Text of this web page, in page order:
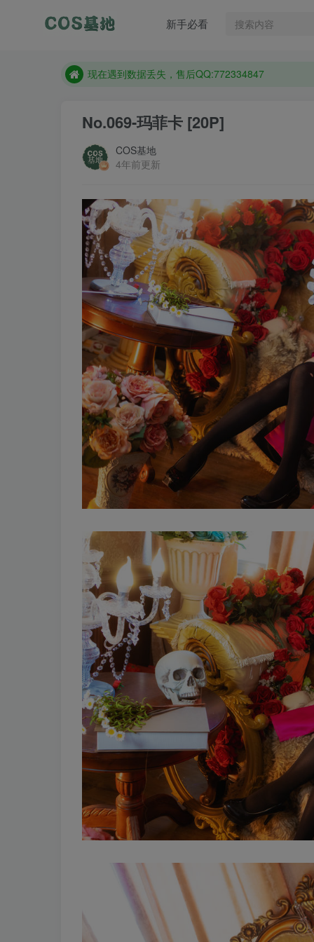
新手必看
售后QQ:772334847
现在遇到数据丢失，售后QQ:772334847
想看那个coser作品，请在搜索框搜索
No.069-玛菲卡 [20P]
COS基地
4年前更新